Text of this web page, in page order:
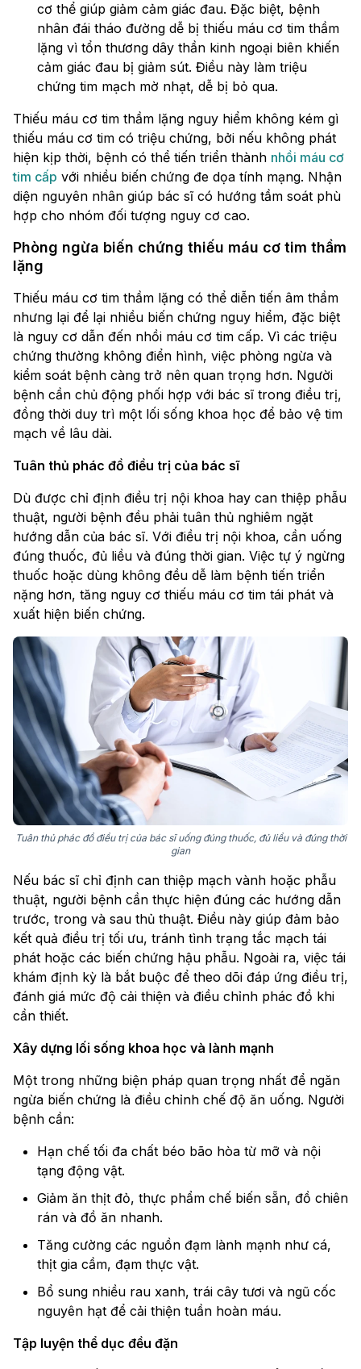
cơ thể giúp giảm cảm giác đau. Đặc biệt, bệnh
nhân đái tháo đường dễ bị thiếu máu cơ tim thầm
lặng vì tổn thương dây thần kinh ngoại biên khiến
cảm giác đau bị giảm sút. Điều này làm triệu
chứng tim mạch mờ nhạt, dễ bị bỏ qua.
Thiếu máu cơ tim thầm lặng nguy hiểm không kém gì
thiếu máu cơ tim có triệu chứng, bởi nếu không phát
hiện kịp thời, bệnh có thể tiến triển thành nhồi máu cơ
tim cấp với nhiều biến chứng đe dọa tính mạng. Nhận
diện nguyên nhân giúp bác sĩ có hướng tầm soát phù
hợp cho nhóm đối tượng nguy cơ cao.
Phòng ngừa biến chứng thiếu máu cơ tim thầm
lặng
Thiếu máu cơ tim thầm lặng có thể diễn tiến âm thầm
nhưng lại để lại nhiều biến chứng nguy hiểm, đặc biệt
là nguy cơ dẫn đến nhồi máu cơ tim cấp. Vì các triệu
chứng thường không điển hình, việc phòng ngừa và
kiểm soát bệnh càng trở nên quan trọng hơn. Người
bệnh cần chủ động phối hợp với bác sĩ trong điều trị,
đồng thời duy trì một lối sống khoa học để bảo vệ tim
mạch về lâu dài.
Tuân thủ phác đồ điều trị của bác sĩ
Dù được chỉ định điều trị nội khoa hay can thiệp phẫu
thuật, người bệnh đều phải tuân thủ nghiêm ngặt
hướng dẫn của bác sĩ. Với điều trị nội khoa, cần uống
đúng thuốc, đủ liều và đúng thời gian. Việc tự ý ngừng
thuốc hoặc dùng không đều dễ làm bệnh tiến triển
nặng hơn, tăng nguy cơ thiếu máu cơ tim tái phát và
xuất hiện biến chứng.
Tuân thủ phác đồ điều trị của bác sĩ uống đúng thuốc, đủ liều và đúng thời
gian
Nếu bác sĩ chỉ định can thiệp mạch vành hoặc phẫu
thuật, người bệnh cần thực hiện đúng các hướng dẫn
trước, trong và sau thủ thuật. Điều này giúp đảm bảo
kết quả điều trị tối ưu, tránh tình trạng tắc mạch tái
phát hoặc các biến chứng hậu phẫu. Ngoài ra, việc tái
khám định kỳ là bắt buộc để theo dõi đáp ứng điều trị,
đánh giá mức độ cải thiện và điều chỉnh phác đồ khi
cần thiết.
Xây dựng lối sống khoa học và lành mạnh
Một trong những biện pháp quan trọng nhất để ngăn
ngừa biến chứng là điều chỉnh chế độ ăn uống. Người
bệnh cần:
Hạn chế tối đa chất béo bão hòa từ mỡ và nội
tạng động vật.
Giảm ăn thịt đỏ, thực phẩm chế biến sẵn, đồ chiên
rán và đồ ăn nhanh.
Tăng cường các nguồn đạm lành mạnh như cá,
thịt gia cầm, đạm thực vật.
Bổ sung nhiều rau xanh, trái cây tươi và ngũ cốc
nguyên hạt để cải thiện tuần hoàn máu.
Tập luyện thể dục đều đặn